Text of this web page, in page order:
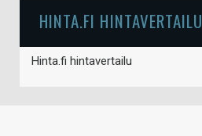
HINTA.FI HINTAVERTAILU
Hinta.fi hintavertailu